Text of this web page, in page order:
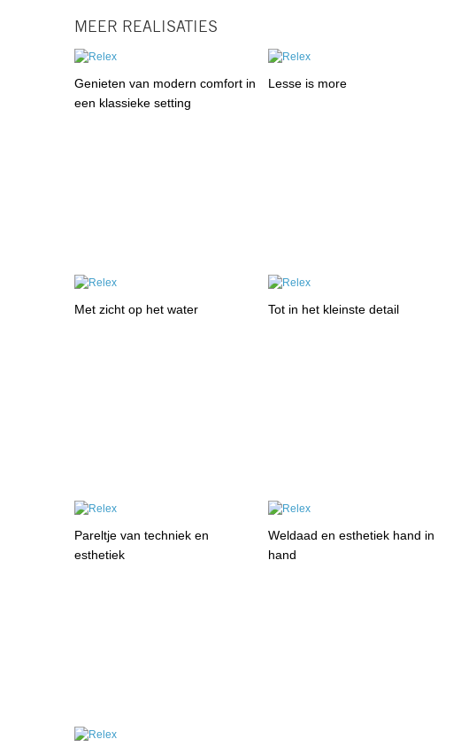
MEER REALISATIES
Genieten van modern comfort in
een klassieke setting
Lesse is more
Met zicht op het water Tot in het kleinste detail
Pareltje van techniek en
esthetiek
Weldaad en esthetiek hand in
hand